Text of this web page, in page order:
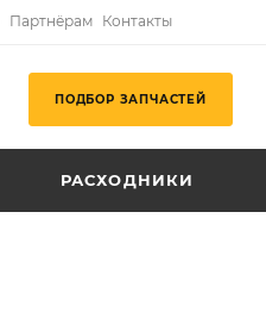
Партнёрам Контакты
ПОДБОР ЗАПЧАСТЕЙ
РАСХОДНИКИ